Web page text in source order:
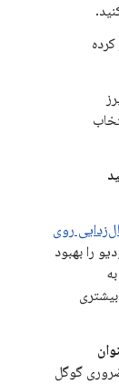
کرده
روی
را بهبود
گوگل